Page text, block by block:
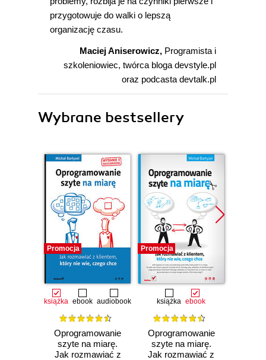
przygotowuje do walki o lepszą
organizację czasu.
Maciej Aniserowicz, Programista i
szkoleniowiec, twórca bloga devstyle.pl
oraz podcasta devtalk.pl
Wybrane bestsellery
Promocja
książka ebook audiobook
Oprogramowanie
szyte na miarę.
Jak rozmawiać z
Promocja
książka ebook
Oprogramowanie
szyte na miarę.
Jak rozmawiać z